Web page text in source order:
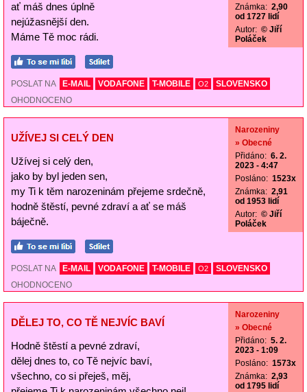
ať máš dnes úplně
nejúžasnější den.
Máme Tě moc rádi.
Známka: 2,90
od 1727 lidí
Autor: © Jiří
Poláček
POSLAT NA E-MAIL VODAFONE T-MOBILE O2
SLOVENSKO
OHODNOCENO
UŽÍVEJ SI CELÝ DEN
Užívej si celý den,
jako by byl jeden sen,
my Ti k těm narozeninám přejeme srdečně,
hodně štěstí, pevné zdraví a ať se máš
báječně.
Narozeniny
» Obecné
Přidáno: 6. 2.
2023 - 4:47
Posláno: 1523x
Známka: 2,91
od 1953 lidí
Autor: © Jiří
Poláček
POSLAT NA E-MAIL VODAFONE T-MOBILE O2
SLOVENSKO
OHODNOCENO
DĚLEJ TO, CO TĚ NEJVÍC BAVÍ
Hodně štěstí a pevné zdraví,
dělej dnes to, co Tě nejvíc baví,
všechno, co si přeješ, měj,
Narozeniny
» Obecné
Přidáno: 5. 2.
2023 - 1:09
Posláno: 1573x
Známka: 2,93
od 1795 lidí